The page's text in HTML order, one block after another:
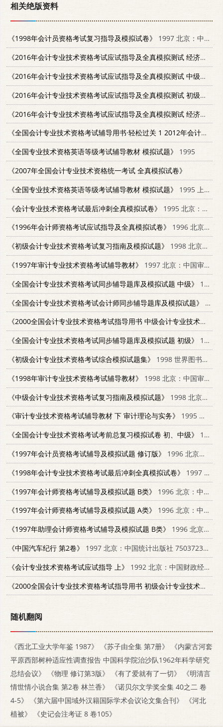
相关绝版资料
《1998年会计员资格考试复习指导及模拟试卷》
1997 北京：中国经济出版社 7501740852
《2016年会计专业技术资格考试应试指导及全真模拟测试 经济法基础》
《2016年会计专业技术资格考试应试指导及全真模拟测试 中级会计实务》
《2016年会计专业技术资格考试应试指导及全真模拟测试 初级会计实务》
《2016年会计专业技术资格考试应试指导及全真模拟测试 经济法基础》
《全国会计专业技术资格考试辅导用书·轻松过关 1 2012年会计专业技术资格考试 应试指导及全真模拟测试 初级会计实务》
《全国专业技术资格英语等级考试辅导教材 模拟试题》
1995
《2007年全国会计专业技术资格统一考试 全真模拟试卷》
《全国专业技术资格英语等级考试辅导教材 模拟试题》
1995 上海：复旦大学出版社 7309016149
《会计专业技术资格考试最后冲刺全真模拟试卷》
1995 北京：学苑出版社 7507711226
《1996年会计师资格考试应试指导及全真模拟试卷》
1996 北京：企业管理出版社 780001682X
《初级会计专业技术资格考试复习指南及模拟试题》
1998 北京：中国计划出版社 7800586898
《1997年审计专业技术资格考试辅导教材》
1997 北京：中国审计出版社 780064605X
《全国会计专业技术资格考试同步辅导题库及模拟试题 中级》
1998 北京：中国言实出版社 7801281543
《全国会计专业技术资格考试会计师同步辅导题库及模拟试题》
《2000全国会计专业技术资格考试指导用书 中级会计专业技术资格考试复习指南及模拟试题 修订版》
《全国会计专业技术资格考试同步辅导题库及模拟试题 初级》
1998 北京：中国言实出版社 7801281535
《初级会计专业技术资格考试综合模拟试题集》
1998 世界图书出版公司北京公司 7506239159
《1998年审计专业技术资格考试辅导教材》
1998 北京：中国审计出版社 7800646696
《中级会计专业技术资格考试复习指南及模拟试题》
1998 北京：中国计划出版社 7800586898
《审计专业技术资格考试辅导教材 下 审计理论与实务》
1995 北京：中国审计出版社 780064362X
《全国会计专业技术资格考试考前总复习模拟试卷 初、中级》
1999 北京：北京科学技术出版社 7530423290
《1997年会计员资格考试辅导及模拟试题 修订版》
1996 北京：中国经济出版社 7501729603
《1998年会计专业技术资格考试最后冲刺全真模拟试卷》
1997 北京：中国物价出版社 7800707555
《1997年会计师资格考试辅导及模拟试题 B类》
1996 北京：中国经济出版社 7501729573
《1997年会计师资格考试辅导及模拟试题 A类》
1996 北京：中国经济出版社 7501729565
《1997年助理会计师资格考试辅导及模拟试题 B类》
1996 北京：中国经济出版社 750172959X
《中国汽车纪行 第2卷》
1997 北京：中国统计出版社 7503723289
《会计专业技术资格考试应试指导 上》
1992 北京：中国财政经济出版社 7500519176
《2000全国会计专业技术资格考试指导用书 初级会计专业技术资格考试复习指南及模拟试题 修订版》
随机翻阅
《西北工业大学年鉴 1987》 《苏子由全集 第7册》
《内蒙古河套
平原西部树种适应性调查报告 中国科学院治沙队1962年科学研究
总结会议》
《物理 修订第3版》 《有了爱就有了一切》
《明清言
情世情小说合集 第2卷 林兰香》
《诺贝尔文学奖全集 40之二 卷
4-5》
《第六届中国域外汉籍国际学术会议论文集合刊》
《河北
植被》
《史记会注考证 8 卷105》